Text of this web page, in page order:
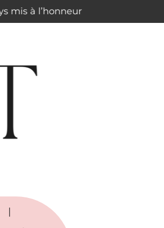
mis à l’honneur